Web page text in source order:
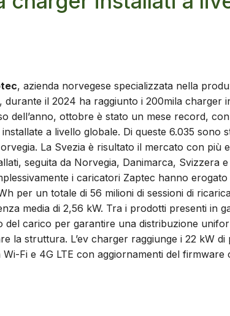
, azienda norvegese specializzata nella
durante il 2024 ha raggiunto i 200mila charger
dell’anno, ottobre è stato un mese record,
a livello globale. Di queste 6.035 sono
La Svezia è risultato il mercato con più
seguita da Norvegia, Danimarca, Svizzera e
i caricatori Zaptec hanno erogato
per un totale di 56 milioni di sessioni di
media di 2,56 kW. Tra i prodotti presenti in
carico per garantire una distribuzione
la struttura. L’ev charger raggiunge i 22 kW di
Fi e 4G LTE con aggiornamenti del firmware